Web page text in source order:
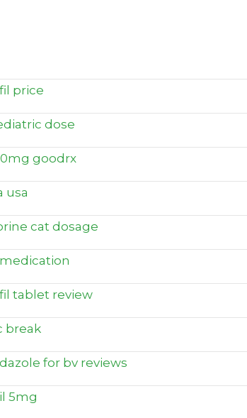
price
dose
goodrx
usa
cat dosage
tablet review
break
for bv reviews
5mg